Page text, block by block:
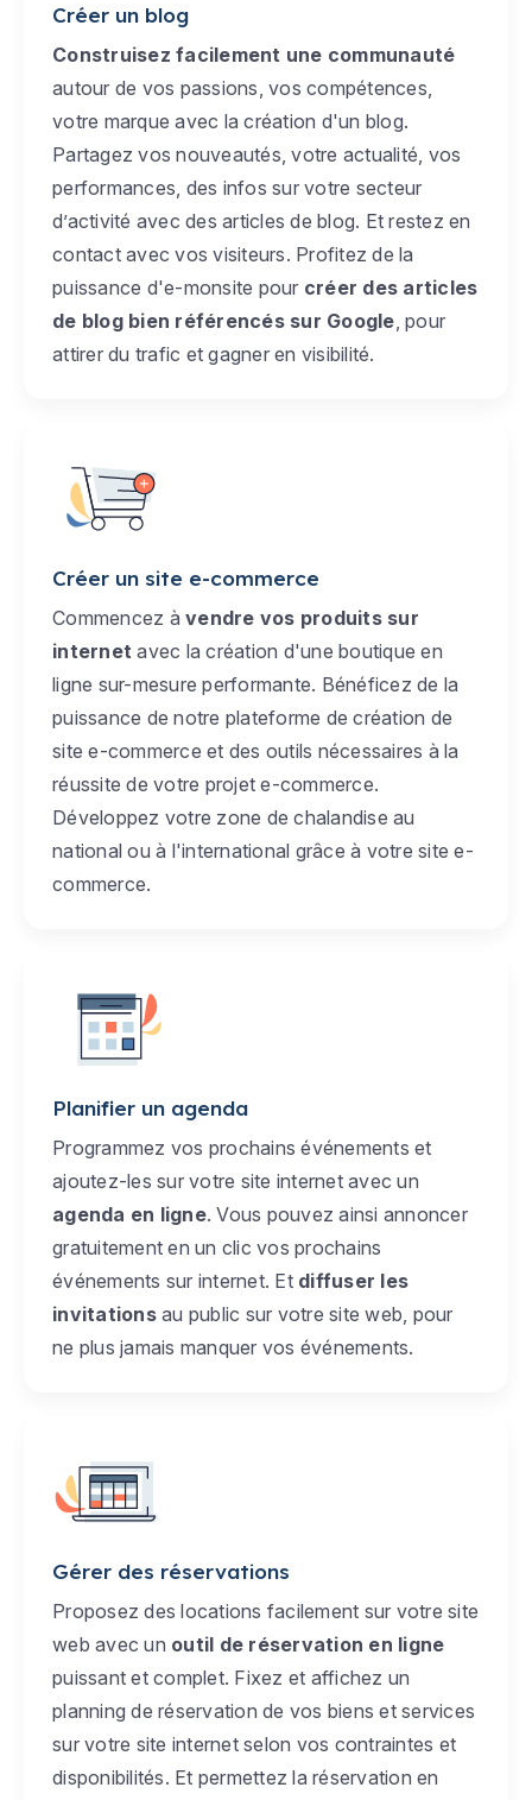
Créer un blog
Construisez facilement une communauté
autour de vos passions, vos compétences,
votre marque avec la création d'un blog.
Partagez vos nouveautés, votre actualité, vos
performances, des infos sur votre secteur
d’activité avec des articles de blog. Et restez en
contact avec vos visiteurs. Profitez de la
puissance d'e-monsite pour créer des articles
de blog bien référencés sur Google , pour
attirer du trafic et gagner en visibilité.
Créer un site e-commerce
Commencez à vendre vos produits sur
internet avec la création d'une boutique en
ligne sur-mesure performante. Bénéficez de la
puissance de notre plateforme de création de
site e-commerce et des outils nécessaires à la
réussite de votre projet e-commerce.
Développez votre zone de chalandise au
national ou à l'international grâce à votre site e-
commerce.
Planifier un agenda
Programmez vos prochains événements et
ajoutez-les sur votre site internet avec un
agenda en ligne. Vous pouvez ainsi annoncer
gratuitement en un clic vos prochains
événements sur internet. Et diffuser les
invitationsau public sur votre site web, pour
ne plus jamais manquer vos événements.
Gérer des réservations
Proposez des locations facilement sur votre site
web avec un outil de réservation en ligne
puissant et complet. Fixez et affichez un
planning de réservation de vos biens et services
sur votre site internet selon vos contraintes et
disponibilités. Et permettez la réservation en